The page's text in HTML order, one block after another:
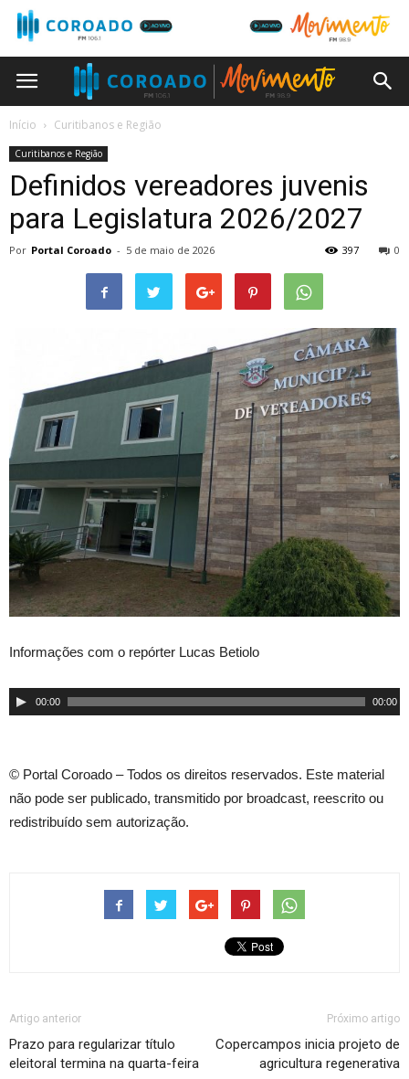
Início Curitibanos e Região
Curitibanos e Região
Definidos vereadores juvenis
para Legislatura 2026/2027
Por Portal Coroado - 5 de maio de 2026 0
397
Informações com o repórter Lucas Betiolo
Tocador
00:00 00:00
© Portal Coroado – Todos os direitos reservados. Este material
não pode ser publicado, transmitido por broadcast, reescrito ou
redistribuído sem autorização.
Artigo anterior
Prazo para regularizar título
eleitoral termina na quarta-feira
Próximo artigo
Copercampos inicia projeto de
agricultura regenerativa